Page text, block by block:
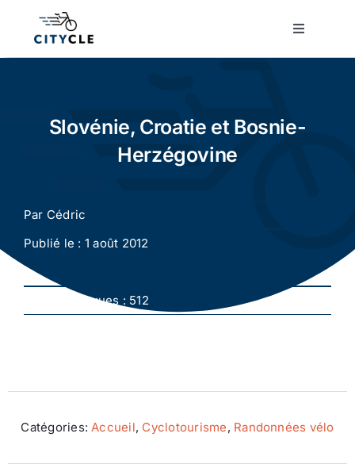
Toggle
Cyclisme urbain
Conseils
Slovénie, Croatie et Bosnie-
Herzégovine
Par Cédric
Publié le : 1 août 2012
Nombre de vues : 512
Catégories:Accueil, Cyclotourisme, Randonnées vélo